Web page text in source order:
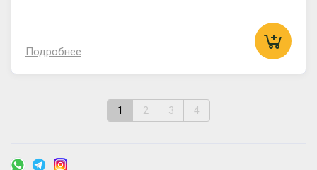
Подробнее
1 2 3 4